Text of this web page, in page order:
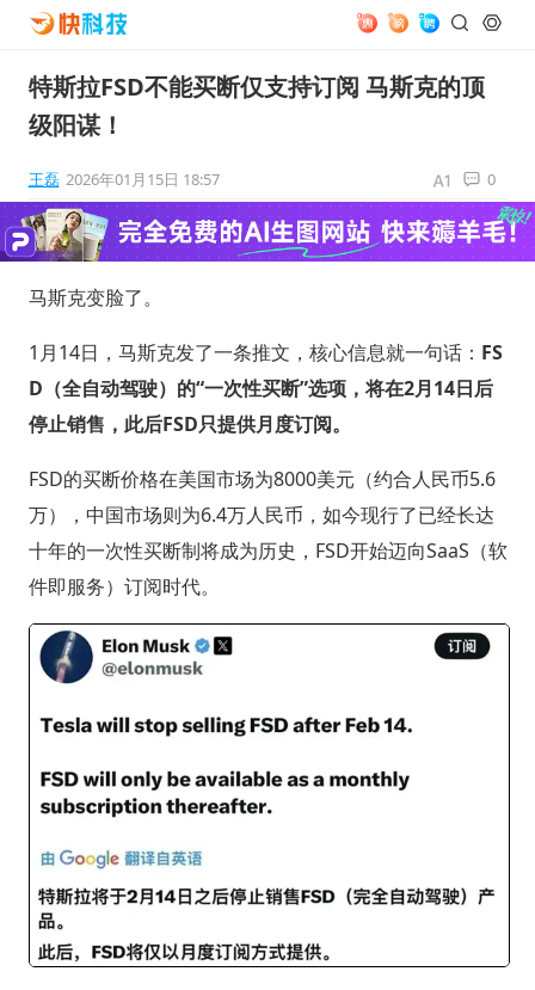
特斯拉FSD不能买断仅支持订阅 马斯克的顶
级阳谋！
王磊 2026年01月15日 18:57 0
马斯克变脸了。
1月14日，马斯克发了一条推文，核心信息就一句话： FS
D（全自动驾驶）的“一次性买断”选项，将在2月14日后
停止销售，此后FSD只提供月度订阅。
FSD的买断价格在美国市场为8000美元（约合人民币5.6
万），中国市场则为6.4万人民币，如今现行了已经长达
十年的一次性买断制将成为历史，FSD开始迈向SaaS（软
件即服务）订阅时代。